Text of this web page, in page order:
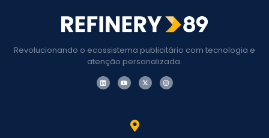
Revolucionando o ecossistema publicitário com tecnologia e
atenção personalizada.